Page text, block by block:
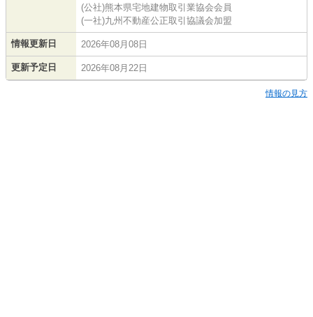
(公社)熊本県宅地建物取引業協会会員
(一社)九州不動産公正取引協議会加盟
情報更新日 2026年08月08日
更新予定日 2026年08月22日
情報の見方